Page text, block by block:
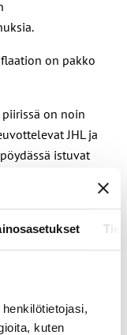
kuten
on pakko
piirissä on noin
JHL ja
istuvat
Palta ry.
alkavat hetken
on päästävä
24, 2023